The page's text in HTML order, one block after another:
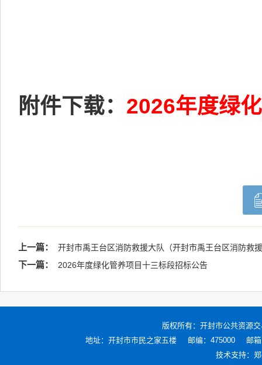
附件下载： 2026年度绿
上一篇： 开封市禹王台区消防救援大队（开封市禹王台区消防救
下一篇： 2026年度绿化管养项目十三标段招标公告
版权所有： 开封市公共资源
地址：开封市市民之家五楼
邮编：475000
邮
技术支持：